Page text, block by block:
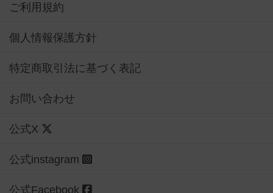
ご利用規約
個人情報保護方針
特定商取引法に基づく表記
お問い合わせ
公式X
公式instagram
公式Facebook